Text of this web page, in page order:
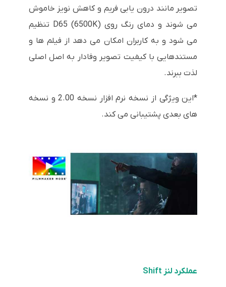
تصویر مانند درون یابی فریم و کاهش نویز خاموش
می شوند و دمای رنگ روی D65 (6500K) تنظیم
می شود و به کاربران امکان می دهد از فیلم ها و
مستندهایی با کیفیت تصویر وفادار به اصل اصلی
لذت ببرند.
*این ویژگی از نسخه نرم افزار نسخه 2.00 و نسخه
های بعدی پشتیبانی می کند.
عملکرد لنز Shift